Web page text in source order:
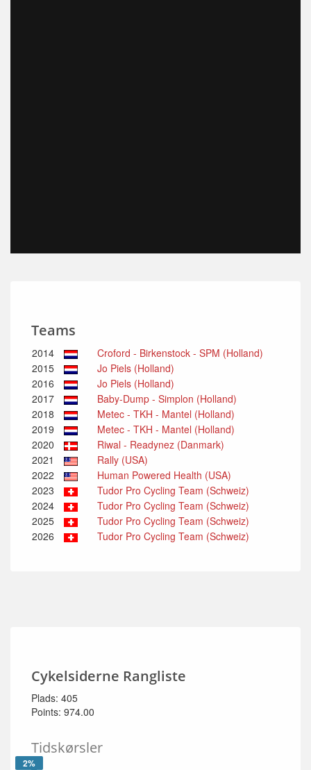
Teams
2014
Croford - Birkenstock - SPM (Holland)
2015
Jo Piels (Holland)
2016
Jo Piels (Holland)
2017
Baby-Dump - Simplon (Holland)
2018
Metec - TKH - Mantel (Holland)
2019
Metec - TKH - Mantel (Holland)
2020
Riwal - Readynez (Danmark)
2021
Rally (USA)
2022
Human Powered Health (USA)
2023
Tudor Pro Cycling Team (Schweiz)
2024
Tudor Pro Cycling Team (Schweiz)
2025
Tudor Pro Cycling Team (Schweiz)
2026
Tudor Pro Cycling Team (Schweiz)
Cykelsiderne Rangliste
Plads: 405
Points: 974.00
Tidskørsler
2%